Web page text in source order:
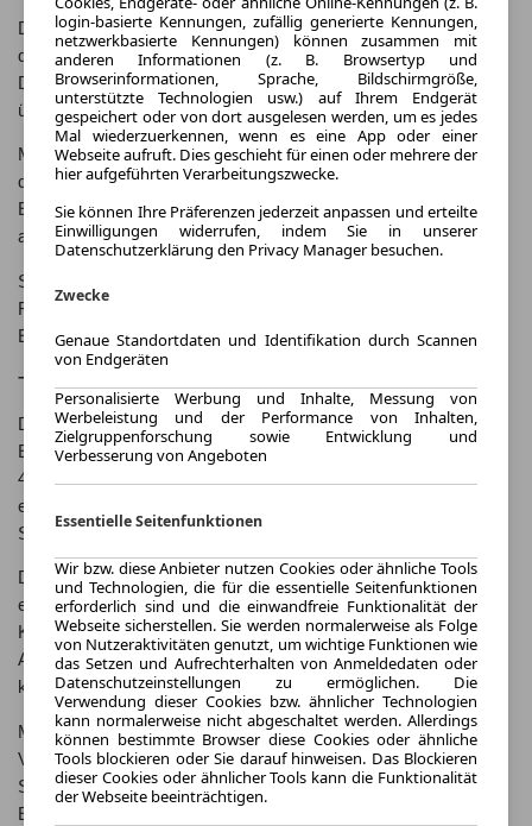
Der EQB ist das erste Elektrofahrzeug von Mercedes-Benz,
das mit einer optionalen dritten Sitzreihe ausgestattet ist.
Dadurch bietet er Platz für bis zu sieben Personen und
überzeugt mit seiner Vielseitigkeit und Funktionalität.
Mit modernster Technologie und einem eleganten Design setzt
der Mercedes-Benz EQB neue Maßstäbe in Sachen
Elektromobilität und zeigt, dass umweltfreundliches Fahren
auch mit Stil möglich ist.
Seien Sie Teil der Zukunft der Mobilität und erleben Sie die
Faszination des elektrischen Fahrens mit dem Mercedes-Benz
EQB.
Technische Features
Der Mercedes-Benz EQB verfügt über einen leistungsstarken
Elektromotor, der eine beeindruckende Reichweite von bis zu
400 km ermöglicht. Mit einer Ladezeit von nur 30 Minuten an
einer Schnellladestation können Sie schnell wieder auf die
Straße zurückkehren.
Das innovative MBUX Infotainmentsystem sorgt für ein
einzigartiges Fahrerlebnis und bietet zahlreiche Funktionen und
Konnektivitätsmöglichkeiten. Dank der intelligenten
Assistenzsysteme ist der EQB nicht nur sicher, sondern auch
komfortabel zu fahren.
Mit seinem aerodynamischen Design und der hochwertigen
Verarbeitung setzt der Mercedes-Benz EQB neue Maßstäbe in
Sachen Elektromobilität und überzeugt mit Leistung und
Effizienz.
login-basierte Kennungen, zufällig generierte Kennungen,
netzwerkbasierte Kennungen) können zusammen mit
anderen Informationen (z. B. Browsertyp und
Browserinformationen, Sprache, Bildschirmgröße,
unterstützte Technologien usw.) auf Ihrem Endgerät
gespeichert oder von dort ausgelesen werden, um es jedes
Mal wiederzuerkennen, wenn es eine App oder einer
Webseite aufruft. Dies geschieht für einen oder mehrere der
hier aufgeführten Verarbeitungszwecke.
Sie können Ihre Präferenzen jederzeit anpassen und erteilte
Einwilligungen widerrufen, indem Sie in unserer
Datenschutzerklärung den Privacy Manager besuchen.
Zwecke
Genaue Standortdaten und Identifikation durch Scannen
von Endgeräten
Personalisierte Werbung und Inhalte, Messung von
Werbeleistung und der Performance von Inhalten,
Zielgruppenforschung sowie Entwicklung und
Verbesserung von Angeboten
Essentielle Seitenfunktionen
Wir bzw. diese Anbieter nutzen Cookies oder ähnliche Tools
und Technologien, die für die essentielle Seitenfunktionen
erforderlich sind und die einwandfreie Funktionalität der
Webseite sicherstellen. Sie werden normalerweise als Folge
von Nutzeraktivitäten genutzt, um wichtige Funktionen wie
das Setzen und Aufrechterhalten von Anmeldedaten oder
Datenschutzeinstellungen zu ermöglichen. Die
Verwendung dieser Cookies bzw. ähnlicher Technologien
kann normalerweise nicht abgeschaltet werden. Allerdings
können bestimmte Browser diese Cookies oder ähnliche
Tools blockieren oder Sie darauf hinweisen. Das Blockieren
dieser Cookies oder ähnlicher Tools kann die Funktionalität
der Webseite beeinträchtigen.